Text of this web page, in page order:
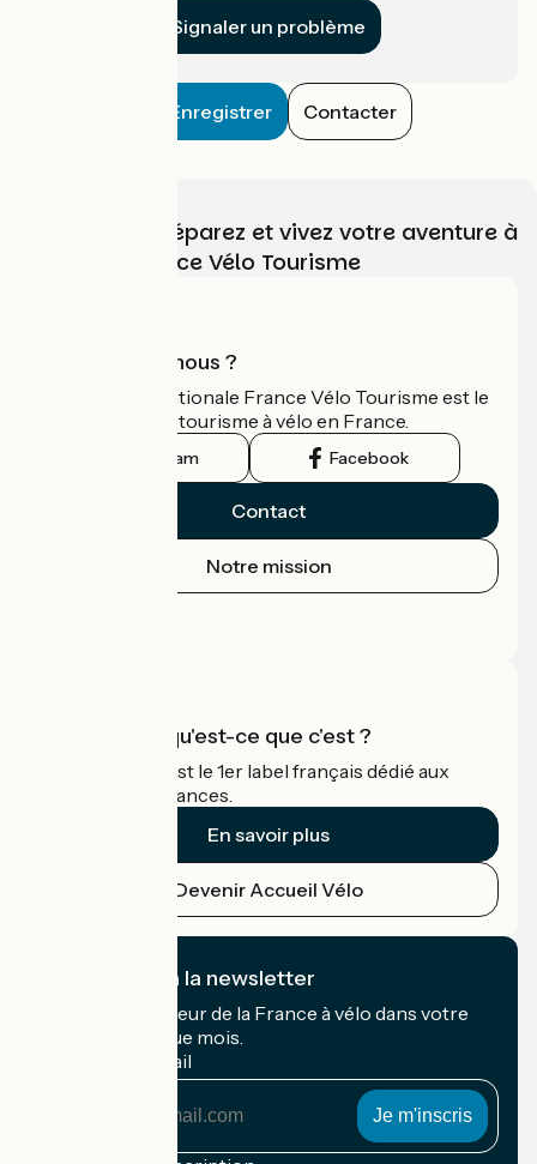
Signaler un problème
Enregistrer Contacter
Choisissez, préparez et vivez votre aventure à
vélo avec France Vélo Tourisme
Qui sommes-nous ?
L'association nationale France Vélo Tourisme est le
guide officiel du tourisme à vélo en France.
Instagram Facebook
Contact
Notre mission
Accueil Vélo qu'est-ce que c'est ?
Accueil Vélo c'est le 1er label français dédié aux
cyclistes en vacances.
En savoir plus
Devenir Accueil Vélo
Je m'abonne à la newsletter
Recevez le meilleur de la France à vélo dans votre
boîte mail chaque mois.
Mon adresse mail